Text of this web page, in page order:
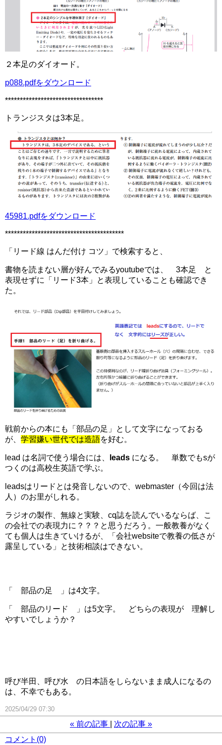
２本足のダイオード。
p088.pdfをダウンロード
*********************************
トランジスタは3本足。
45981.pdfをダウンロード
****************************************
「リード線 はんだ付け コツ」で検索すると、
書物を読まない層が好んでみるyoutubeでは、 3本足 と
表現せずに「リード3本」と表現していることも確認でき
た。
戦前からの本にも「部品の足」として文字になっておる
が、 学習嫌い世代では造語を好む。
lead は名詞で使う場合には、 leads になる。 単数でもsが
つくのは高校生英語で学ぶ。
leadsはリードとは発音しないので、webmaster（今回は法
人）のお里がしれる。
ラジオの製作、無線と実験、cq誌を読んでいるならば、こ
の会社での表現力に？？？と思うだろう。一般教養がなく
ても個人は生きていけるが、「会社websiteで教養の低さが
露呈している」と技術相談はできない。
「 部品の足 」は4文字。
「 部品のリード 」は5文字。 どちらの表現が 理解し
やすいでしょうか？
呼び半田、呼び水 の日本語をしらないまま成人になるの
は、不幸でもある。
2025/04/29 07:30
« 前の記事 次の記事 »
コメント(0)